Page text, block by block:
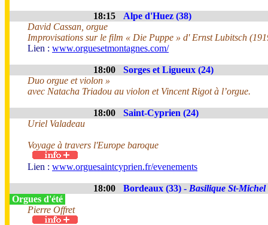
18:15
Alpe d'Huez (38)
David Cassan, orgue
Improvisations sur le film « Die Puppe » d' Ernst Lubitsch
Lien : www.orguesetmontagnes.com/
18:00
Sorges et Ligueux (24)
Duo orgue et violon »
avec Natacha Triadou au violon et Vincent Rigot à l’orgue.
18:00
Saint-Cyprien (24)
Uriel Valadeau
Voyage à travers l'Europe baroque
Lien : www.orguesaintcyprien.fr/evenements
18:00 Bordeaux (33) - Basilique St-Michel
Orgues d'été
Pierre Offret